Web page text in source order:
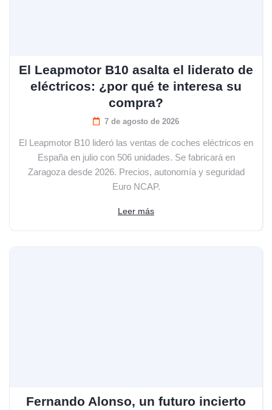
El Leapmotor B10 asalta el liderato de
eléctricos: ¿por qué te interesa su
compra?
7 de agosto de 2026
El Leapmotor B10 lideró las ventas de coches eléctricos en
España en julio con 506 unidades. Se fabricará en
Zaragoza desde 2026. Precios, autonomía y seguridad
Euro NCAP.
Leer más
Fernando Alonso, un futuro incierto